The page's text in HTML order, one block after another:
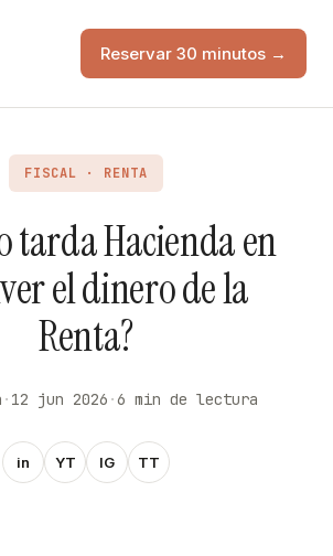
Reservar 30 minutos →
FISCAL · RENTA
tarda Hacienda en
el dinero de la
Renta?
· 12 jun 2026 ·6 min de lectura
in YT IG TT